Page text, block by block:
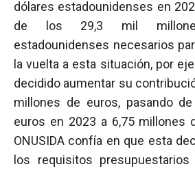
dólares estadounidenses en
de los 29,3 mil
estadounidenses necesarios
la vuelta a esta situación, por
decidido aumentar su
millones de euros, pasando
euros en 2023 a 6,75 millones
ONUSIDA confía en que esta
los requisitos